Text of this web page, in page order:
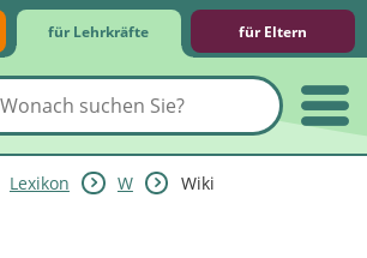
für Lehrkräfte für Eltern
ABC-Schule
Lexikon W Wiki